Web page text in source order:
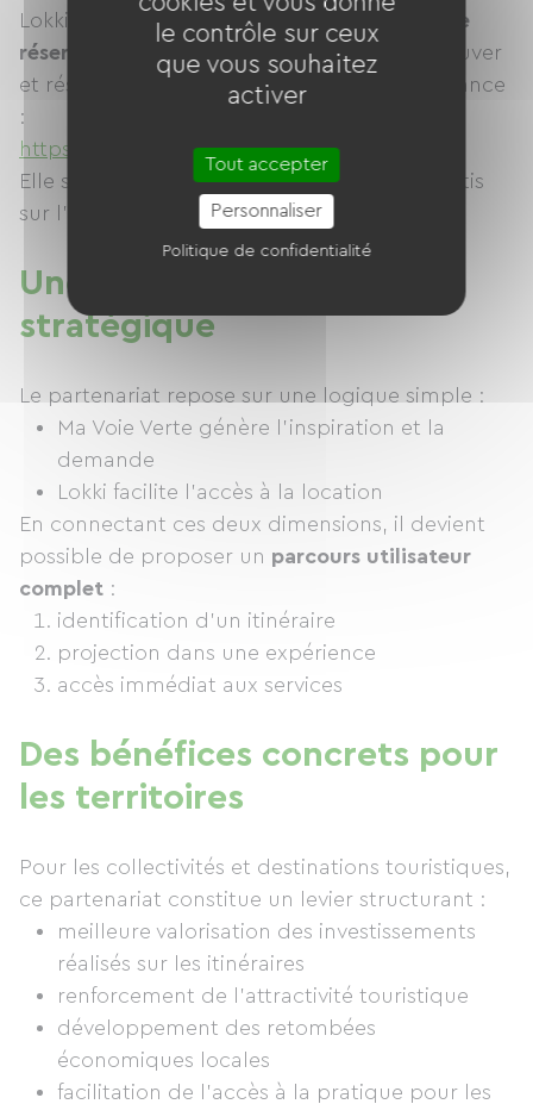
Lokki propose également une
plateforme de
réservation grand public
permettant de trouver
et réserver facilement un vélo partout en France
:
https://www.lokki.rent/
Elle s’appuie sur un réseau de loueurs répartis
sur l’ensemble du territoire.
Une complémentarité
stratégique
Le partenariat repose sur une logique simple :
Ma Voie Verte génère l’inspiration et la
demande
Lokki facilite l’accès à la location
En connectant ces deux dimensions, il devient
possible de proposer un parcours utilisateur
complet :
identification d’un itinéraire
projection dans une expérience
accès immédiat aux services
Des bénéfices concrets pour
les territoires
Pour les collectivités et destinations touristiques,
ce partenariat constitue un levier structurant :
meilleure valorisation des investissements
réalisés sur les itinéraires
renforcement de l’attractivité touristique
développement des retombées
économiques locales
facilitation de l’accès à la pratique pour les
le contrôle sur ceux
que vous souhaitez
activer
Tout accepter
Personnaliser
Politique de confidentialité